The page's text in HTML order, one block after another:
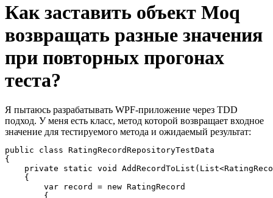
Как заставить объект Moq
возвращать разные значения
при повторных прогонах
теста?
Я пытаюсь разрабатывать WPF-приложение через TDD
подход. У меня есть класс, метод которой возвращает входное
значение для тестируемого метода и ожидаемый результат:
public class RatingRecordRepositoryTestData
{
private static void
    {
        var record = new RatingRecord
        {